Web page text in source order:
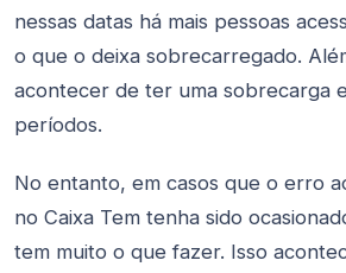
nessas datas há mais pessoas
o que o deixa sobrecarregado.
acontecer de ter uma sobrecarga
períodos.
No entanto, em casos que o erro
no Caixa Tem tenha sido
tem muito o que fazer. Isso